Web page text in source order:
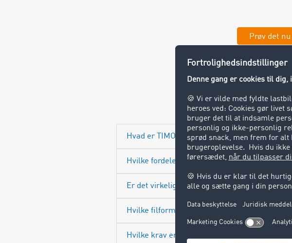
Prøv det
Spørgsmål
Hvad er TIMOCOM AI?
Hvilke fordele giver brugen af TIMOCOM AI?
Er det virkelig gratis at bruge TIMOCOM AI?
Hvilke filformater understøttes?
Hvilke krav er der til kvaliteten af de